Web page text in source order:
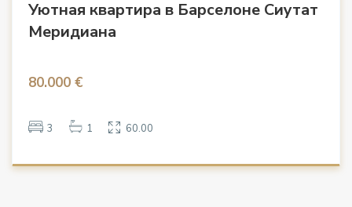
Уютная квартира в Барселоне Сиутат
Меридиана
80.000 €
3 1 60.00